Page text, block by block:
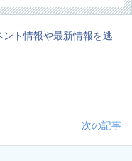
ト情報や最新情報を逃
次の記事